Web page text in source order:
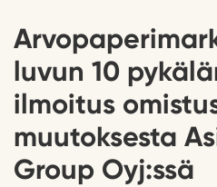
luvun 10
ilmoitus
muutoksesta
Group Oyj:ssä